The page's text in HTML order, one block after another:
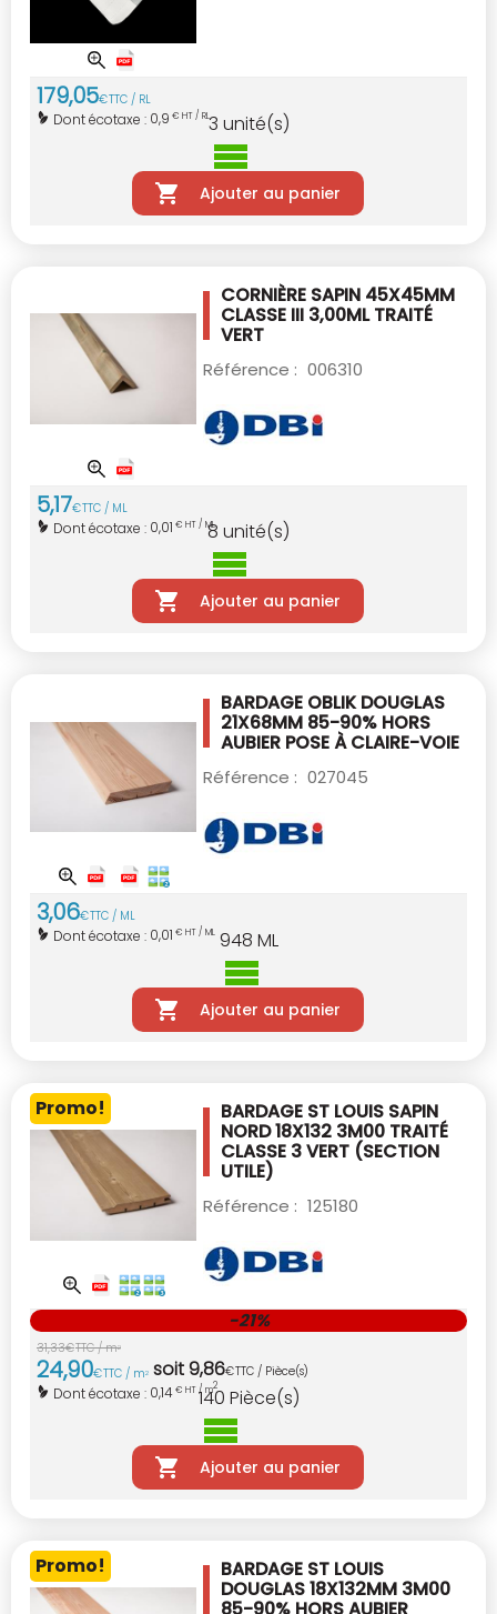
179,05€TTC / RL
Dont écotaxe : 0,9 € HT / RL3 unité(s)
Ajouter au panier
CORNIÈRE SAPIN 45X45MM
CLASSE III 3,00MLTRAITÉ
VERT
Référence : 006310
5,17€TTC / ML
Dont écotaxe : 0,01 € HT / ML
8 unité(s)
Ajouter au panier
BARDAGE OBLIK DOUGLAS
21X68MM 85-90% HORS
AUBIER POSE À CLAIRE-VOIE
Référence : 027045
3,06€TTC / ML
Dont écotaxe : 0,01 € HT / ML 948 ML
Ajouter au panier
Promo! BARDAGE ST LOUIS SAPIN
NORD 18X132 3M00 TRAITÉ
CLASSE 3 VERT (SECTION
UTILE)
Référence : 125180
31,33€TTC / m2
24,90€TTC / m2 soit9,86€TTC / Pièce(s)
Dont écotaxe : 0,14€ HT / m2
-21%
140 Pièce(s)
Ajouter au panier
Promo! BARDAGE ST LOUIS
DOUGLAS 18X132MM 3M00